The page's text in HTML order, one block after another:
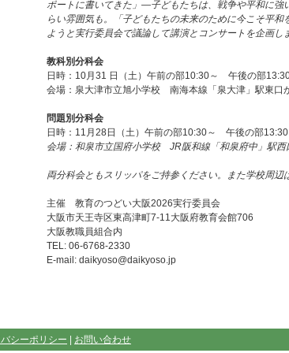
ポートに書いてきた」―子どもたちは、戦争や平和に強
らい雰囲気も。「子どもたちの未来のために今こそ平
ようと実行委員会で議論して講演とコンサートを企画し
教科別分科会
日時：10月31 日（土）午前の部10:30～ 午後の部
会場：泉大津市立旭小学校 南海本線「泉大津」駅東口
問題別分科会
日時：11月28日（土）午前の部10:30～ 午後の部13:30
会場：和泉市立国府小学校 JR阪和線「和泉府中」駅西
両分科会ともスリッパをご持参ください。また学校周辺
主催 教育のつどい大阪2026実行委員会
大阪市天王寺区東高津町7-11大阪府教育会館706
大阪教職員組合内
TEL: 06-6768-2330
E-mail: daikyoso@daikyoso.jp
シーポリシー お問い合わせ